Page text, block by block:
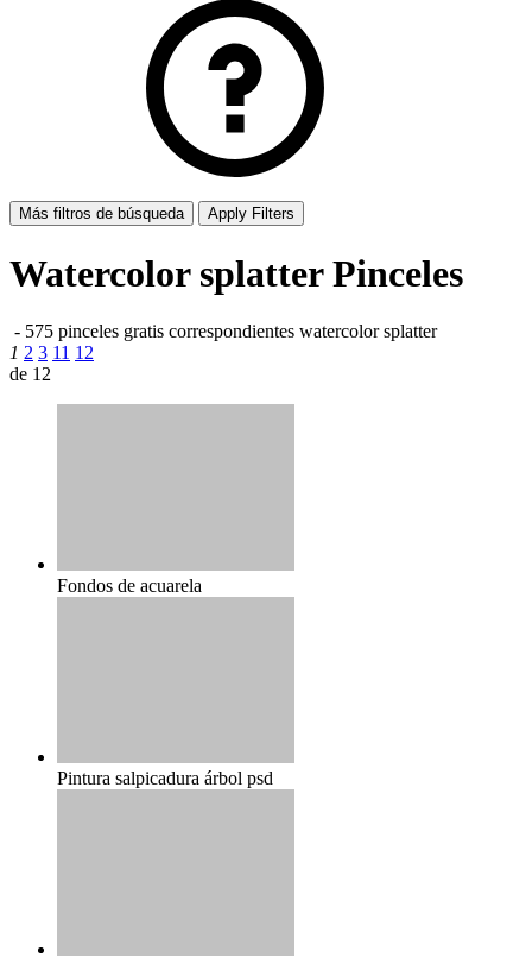
Más filtros de búsqueda Apply Filters
Watercolor splatter Pinceles
- 575 pinceles gratis correspondientes watercolor splatter
1 2 3 11 12
de 12
Fondos de acuarela
Pintura salpicadura árbol psd